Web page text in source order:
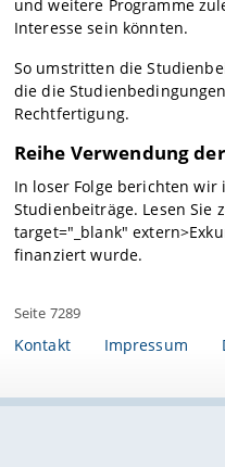
und weitere Programme
Interesse sein könnten.
So umstritten die
die die
Rechtfertigung.
Reihe Verwendung
In loser Folge berichten
Studienbeiträge. Lesen Sie
target="_blank"
finanziert wurde.
Seite 7289
Kontakt Impressum